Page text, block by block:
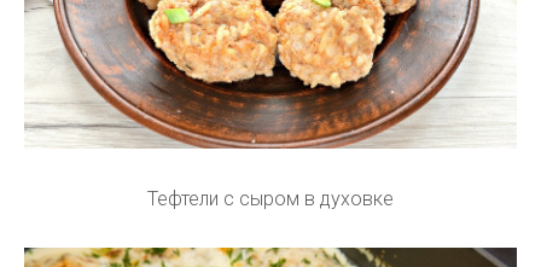
Тефтели с сыром в духовке